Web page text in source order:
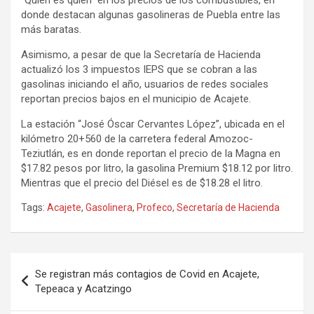
donde destacan algunas gasolineras de Puebla entre las
más baratas.
Asimismo, a pesar de que la Secretaría de Hacienda
actualizó los 3 impuestos IEPS que se cobran a las
gasolinas iniciando el año, usuarios de redes sociales
reportan precios bajos en el municipio de Acajete.
La estación “José Óscar Cervantes López”, ubicada en el
kilómetro 20+560 de la carretera federal Amozoc-
Teziutlán, es en donde reportan el precio de la Magna en
$17.82 pesos por litro, la gasolina Premium $18.12 por litro.
Mientras que el precio del Diésel es de $18.28 el litro.
Tags: Acajete, Gasolinera, Profeco, Secretaría de Hacienda
de
entradas
Se registran más contagios de Covid en Acajete,
Tepeaca y Acatzingo